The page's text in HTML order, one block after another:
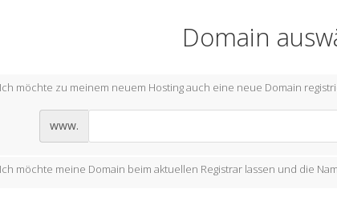
Domain
Ich möchte zu meinem neuem Hosting auch eine neue Domain
www.
Ich möchte meine Domain beim aktuellen Registrar lassen und die